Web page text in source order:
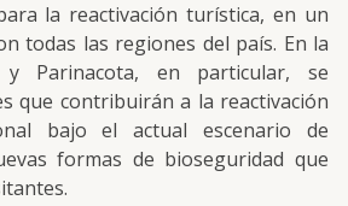
la reactivación turística, en un
todas las regiones del país. En la
Parinacota, en particular, se
que contribuirán a la reactivación
bajo el actual escenario de
formas de bioseguridad que